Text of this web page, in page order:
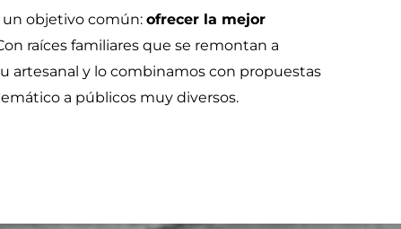
un objetivo común: ofrecer la mejor
raíces familiares que se remontan a
artesanal y lo combinamos con propuestas
a públicos muy diversos.